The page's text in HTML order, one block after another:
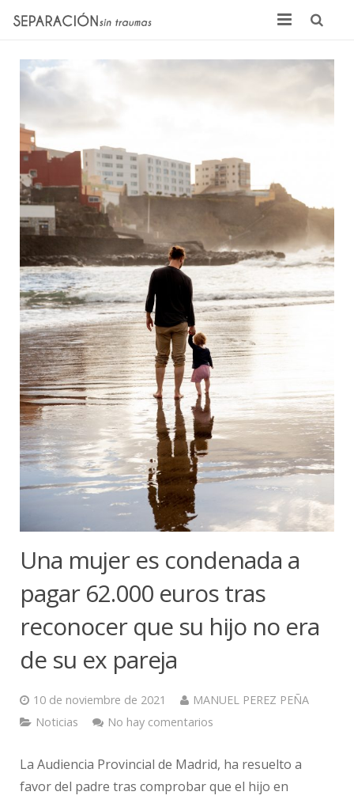
Inicio
Quienes somos
Noticias
Sentencias
Contacto
Una mujer es condenada a
pagar 62.000 euros tras
reconocer que su hijo no era
de su ex pareja
10 de noviembre de 2021
MANUEL PEREZ PEÑA
Noticias
No hay comentarios
La Audiencia Provincial de Madrid, ha resuelto a
favor del padre tras comprobar que el hijo en